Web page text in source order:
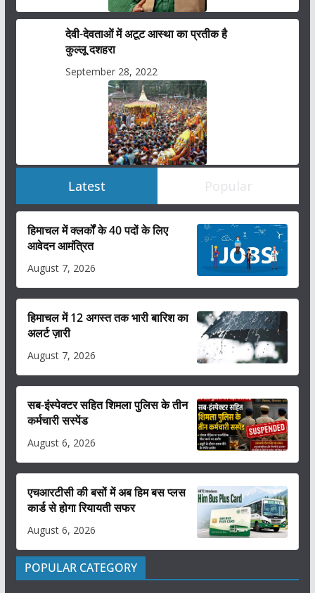
देवी-देवताओं में अटूट आस्था का प्रतीक है
कुल्लू दशहरा
September 28, 2022
Latest Popular
हिमाचल में क्लर्कों के 40 पदों के लिए
आवेदन आमंत्रित
August 7, 2026
हिमाचल में 12 अगस्त तक भारी बारिश का
अलर्ट ज़ारी
August 7, 2026
सब-इंस्पेक्टर सहित शिमला पुलिस के तीन
कर्मचारी सस्पेंड
August 6, 2026
एचआरटीसी की बसों में अब हिम बस प्लस
कार्ड से होगा रियायती सफर
August 6, 2026
POPULAR CATEGORY